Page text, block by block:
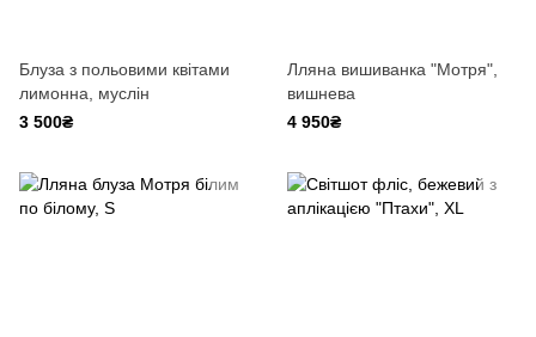
Блуза з польовими квітами
лимонна, муслін
3 500₴
Лляна вишиванка "Мотря",
вишнева
4 950₴